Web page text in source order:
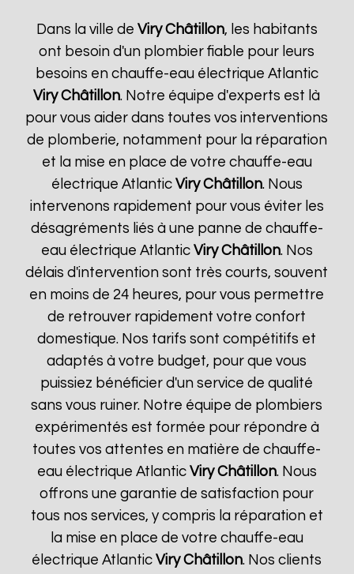
Dans la ville de Viry Châtillon, les habitants
ont besoin d'un plombier fiable pour leurs
besoins en chauffe-eau électrique Atlantic
Viry Châtillon. Notre équipe d'experts est là
pour vous aider dans toutes vos interventions
de plomberie, notamment pour la réparation
et la mise en place de votre chauffe-eau
électrique Atlantic Viry Châtillon. Nous
intervenons rapidement pour vous éviter les
désagréments liés à une panne de chauffe-
eau électrique Atlantic Viry Châtillon. Nos
délais d'intervention sont très courts, souvent
en moins de 24 heures, pour vous permettre
de retrouver rapidement votre confort
domestique. Nos tarifs sont compétitifs et
adaptés à votre budget, pour que vous
puissiez bénéficier d'un service de qualité
sans vous ruiner. Notre équipe de plombiers
expérimentés est formée pour répondre à
toutes vos attentes en matière de chauffe-
eau électrique Atlantic Viry Châtillon. Nous
offrons une garantie de satisfaction pour
tous nos services, y compris la réparation et
la mise en place de votre chauffe-eau
électrique AtlanticViry Châtillon. Nos clients